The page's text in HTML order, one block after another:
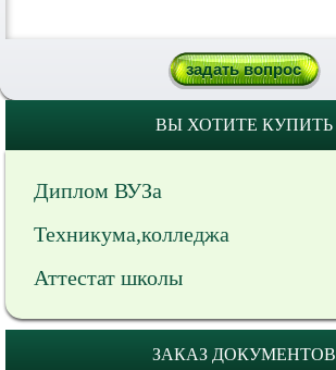
ВЫ ХОТИТЕ КУПИТЬ
Диплом ВУЗа
Техникума,колледжа
Аттестат школы
ЗАКАЗ ДОКУМЕНТОВ